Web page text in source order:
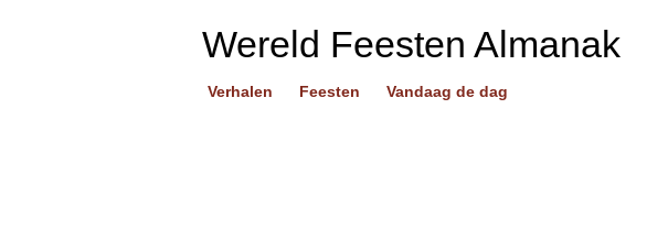
Wereld Feesten Almanak
Verhalen Feesten Vandaag de dag